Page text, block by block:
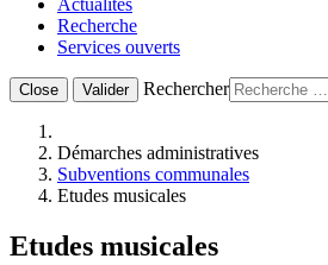
Actualités
Recherche
Services ouverts
Close Valider Rechercher
Démarches administratives
Subventions communales
Etudes musicales
Etudes musicales